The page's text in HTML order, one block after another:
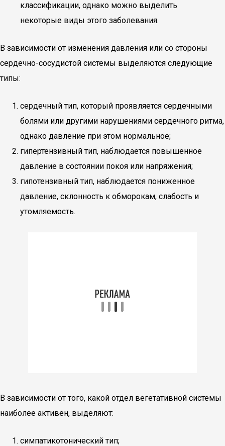
классификации, однако можно выделить
некоторые виды этого заболевания.
В зависимости от изменения давления или со стороны
сердечно-сосудистой системы выделяются следующие
типы:
сердечный тип, который проявляется сердечными
болями или другими нарушениями сердечного ритма,
однако давление при этом нормальное;
гипертензивный тип, наблюдается повышенное
давление в состоянии покоя или напряжения;
гипотензивный тип, наблюдается пониженное
давление, склонность к обморокам, слабость и
утомляемость.
В зависимости от того, какой отдел вегетативной системы
наиболее активен, выделяют:
симпатикотонический тип;